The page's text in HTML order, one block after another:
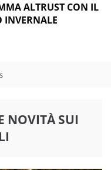
ALTRUST CON IL
INVERNALE
NOVITÀ SUI